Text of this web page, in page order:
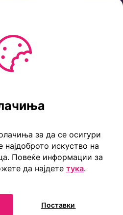
2 2465 316
за да се осигури
најдоброто искуство на
Повеќе информации за
да најдете тука.
Поставки